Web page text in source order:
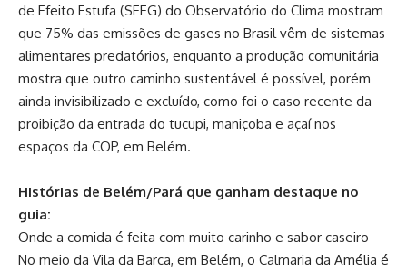
de Efeito Estufa (SEEG) do Observatório do Clima mostram
que 75% das emissões de gases no Brasil vêm de sistemas
alimentares predatórios, enquanto a produção comunitária
mostra que outro caminho sustentável é possível, porém
ainda invisibilizado e excluído, como foi o caso recente da
proibição da entrada do tucupi, maniçoba e açaí nos
espaços da COP, em Belém.
Histórias de Belém/Pará que ganham destaque no
guia:
Onde a comida é feita com muito carinho e sabor caseiro –
No meio da Vila da Barca, em Belém, o Calmaria da Amélia é